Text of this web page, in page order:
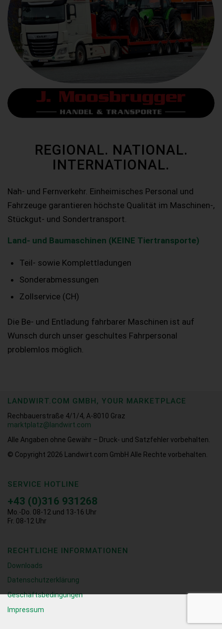
REGIONAL. NATIONAL.
INTERNATIONAL.
Nah- und Fernverkehr. Einheimisches Personal und
Fahrzeuge garantieren höchste Qualität im Maschinen-,
Stückgut- und Sondertransport.
Land- und Baumaschinen (KEINE Tiertransporte)
Teil- sowie Komplettladungen
Sonderabmessungen
Zollservice (CH)
Die Be- und Entladung fahrbarer Maschinen ist auf
Wunsch durch unser geschultes Fahrpersonal
problemlos möglich.
LANDWIRT.COM GMBH, YOUR MARKETPLACE
Rechbauerstraße 4/1/4, A-8010 Graz
marktplatz@landwirt.com
Alle Angaben ohne Gewähr – Druck- und Satzfehler vorbehalten.
© Copyright 2026
Landwirt.com GmbH Alle Rechte vorbehalten.
SERVICE HOTLINE
+43 (0)316 931268
Mo.-Do. 08-12 und 13-16 Uhr
Fr. 08-12 Uhr
RECHTLICHE INFORMATIONEN
Downloads
Datenschutzerklärung
Geschäftsbedingungen
Impressum